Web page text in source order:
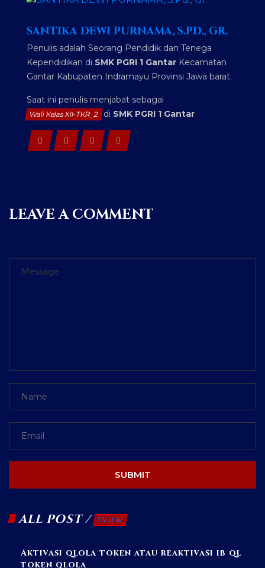
SANTIKA DEWI PURNAMA, S.PD., GR.
Penulis adalah Seorang Pendidik dan Tenega
Kependidikan di SMK PGRI 1 Gantar Kecamatan
Gantar Kabupaten Indramayu Provinsi Jawa barat.
Saat ini penulis menjabat sebagai
Wali Kelas XII-TKR_2 di SMK PGRI 1 Gantar
LEAVE A COMMENT
SUBMIT
ALL POST / VIEW
Aktivasi qlola token atau reaktivasi ib ql
token qlola